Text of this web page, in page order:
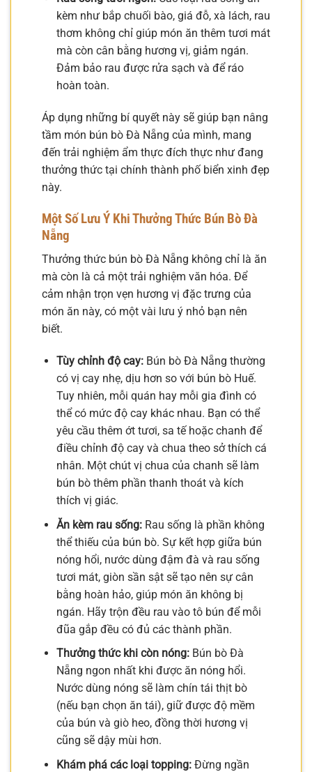
kèm như bắp chuối bào, giá đỗ, xà lách, rau
thơm không chỉ giúp món ăn thêm tươi mát
mà còn cân bằng hương vị, giảm ngán.
Đảm bảo rau được rửa sạch và để ráo
hoàn toàn.
Áp dụng những bí quyết này sẽ giúp bạn nâng
tầm món bún bò Đà Nẵng của mình, mang
đến trải nghiệm ẩm thực đích thực như đang
thưởng thức tại chính thành phố biển xinh đẹp
này.
Một Số Lưu Ý Khi Thưởng Thức Bún Bò Đà
Nẵng
Thưởng thức bún bò Đà Nẵng không chỉ là ăn
mà còn là cả một trải nghiệm văn hóa. Để
cảm nhận trọn vẹn hương vị đặc trưng của
món ăn này, có một vài lưu ý nhỏ bạn nên
biết.
Tùy chỉnh độ cay:Bún bò Đà Nẵng thường
có vị cay nhẹ, dịu hơn so với bún bò Huế.
Tuy nhiên, mỗi quán hay mỗi gia đình có
thể có mức độ cay khác nhau. Bạn có thể
yêu cầu thêm ớt tươi, sa tế hoặc chanh để
điều chỉnh độ cay và chua theo sở thích cá
nhân. Một chút vị chua của chanh sẽ làm
bún bò thêm phần thanh thoát và kích
thích vị giác.
Ăn kèm rau sống:Rau sống là phần không
thể thiếu của bún bò. Sự kết hợp giữa bún
nóng hổi, nước dùng đậm đà và rau sống
tươi mát, giòn sần sật sẽ tạo nên sự cân
bằng hoàn hảo, giúp món ăn không bị
ngán. Hãy trộn đều rau vào tô bún để mỗi
đũa gắp đều có đủ các thành phần.
Thưởng thức khi còn nóng:Bún bò Đà
Nẵng ngon nhất khi được ăn nóng hổi.
Nước dùng nóng sẽ làm chín tái thịt bò
(nếu bạn chọn ăn tái), giữ được độ mềm
của bún và giò heo, đồng thời hương vị
cũng sẽ dậy mùi hơn.
Khám phá các loại topping:Đừng ngần